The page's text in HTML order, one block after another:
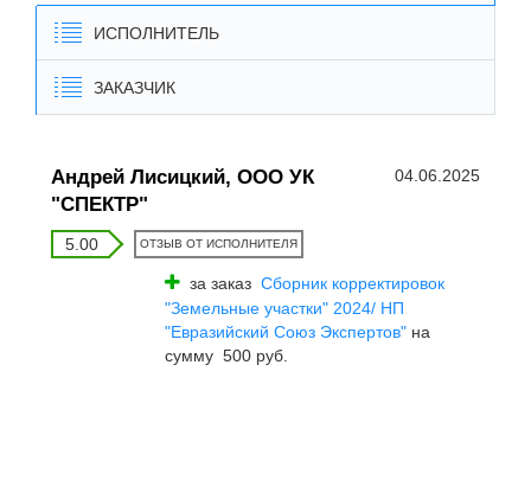
ИСПОЛНИТЕЛЬ
ЗАКАЗЧИК
Андрей Лисицкий, ООО УК
"СПЕКТР"
04.06.2025
5.00 ОТЗЫВ ОТ ИСПОЛНИТЕЛЯ
за заказ Сборник корректировок
"Земельные участки" 2024/ НП
"Евразийский Союз Экспертов" на
сумму 500 руб.